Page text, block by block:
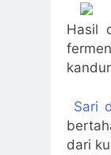
Hasil
Sari
dari